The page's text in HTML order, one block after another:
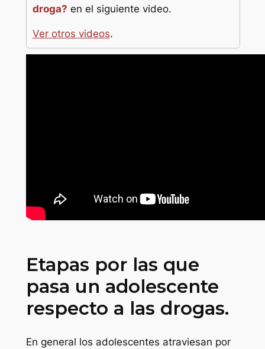
droga? en el siguiente video.
Ver otros videos.
Etapas por las que
pasa un adolescente
respecto a las drogas.
En general los adolescentes atraviesan por